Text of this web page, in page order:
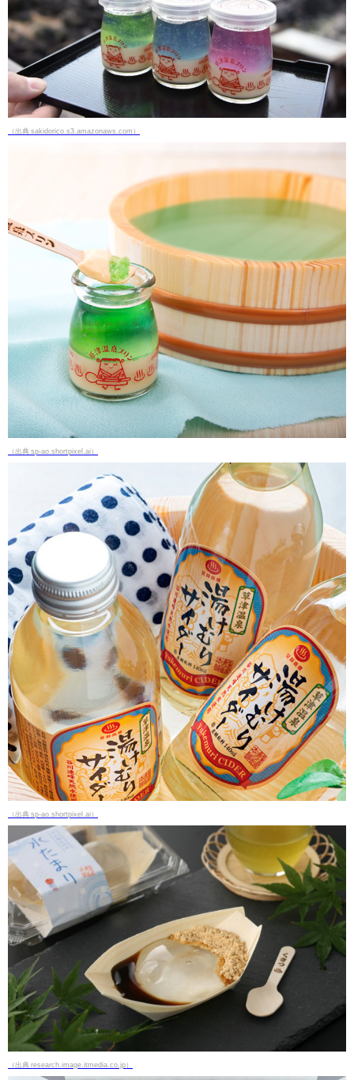
（出典 sakidorico.s3.amazonaws.com）
（出典 sp-ao.shortpixel.ai）
（出典 sp-ao.shortpixel.ai）
（出典 research.image.itmedia.co.jp）